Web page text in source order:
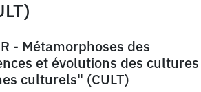
- Métamorphoses des
et évolutions des cultures
culturels" (CULT)